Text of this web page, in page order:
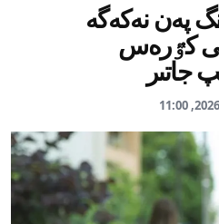
پەن نەكەگە
كٷرەس
جاتىر